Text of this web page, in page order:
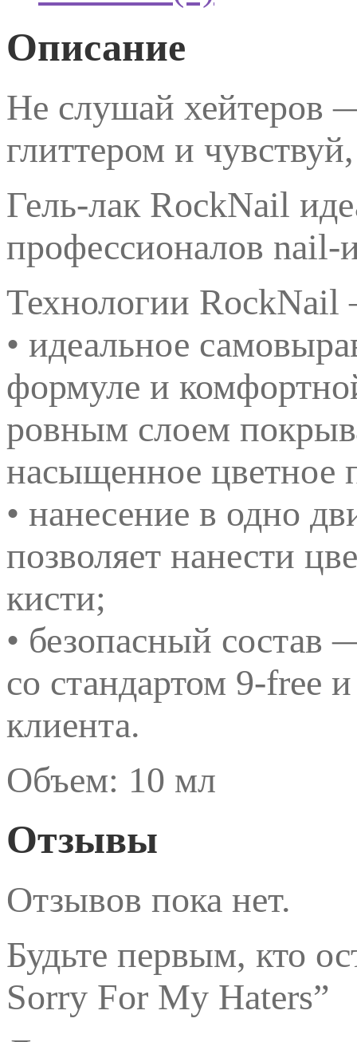
Описание
Не слушай хейтеров
глиттером и
Гель-лак RockNail
профессионалов nail-
Технологии
• идеальное
формуле и
ровным слоем
насыщенное цветное
• нанесение в одно
позволяет нанести
кисти;
• безопасный состав
со стандартом 9-free
клиента.
Объем: 10 мл
Отзывы
Отзывов пока нет.
Будьте первым, кто
Sorry For My Haters”